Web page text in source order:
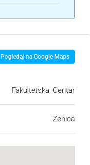
Pogledaj na Google Maps
Fakultetska, Centar
Zenica